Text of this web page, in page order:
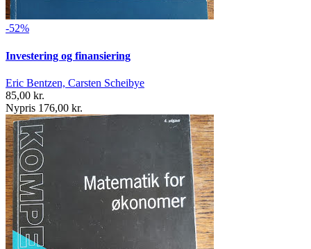
-52%
Investering og finansiering
Eric Bentzen, Carsten Scheibye
85,00 kr.
Nypris 176,00 kr.